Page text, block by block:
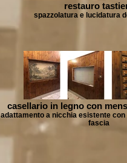
restauro
spazzolatura e lucidatura
casellario in legno con
adattamento a nicchia esistente
fascia